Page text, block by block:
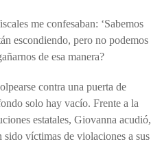
me confesaban: ‘Sabemos
escondiendo, pero no podemos
de esa manera?
contra una puerta de
solo hay vacío. Frente a la
estatales, Giovanna acudió,
sido víctimas de violaciones a sus